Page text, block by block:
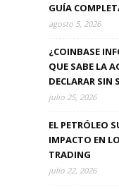
GUÍA
agosto 5, 2026
¿COINBASE
QUE SABE LA
DECLARAR SIN
julio 25, 2026
EL PETRÓLEO
IMPACTO EN
TRADING
julio 22, 2026